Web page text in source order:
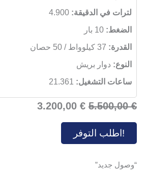
لترات في الدقيقة:
الضغط:
القدرة:
النوع: دوار بريش
ساعات التشغيل:
5.500,00€
السعر
الأصلي
هو:
3.200,00 €
السعر
!اطلب التوفر
“وصول جديد”